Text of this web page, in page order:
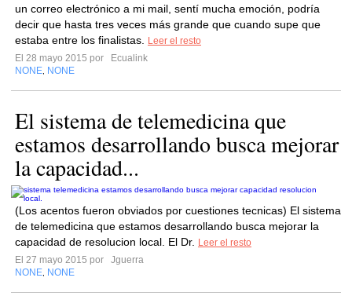
un correo electrónico a mi mail, sentí mucha emoción, podría
decir que hasta tres veces más grande que cuando supe que
estaba entre los finalistas.
Leer el resto
El 28 mayo 2015 por
Ecualink
NONE NONE
El sistema de telemedicina que
estamos desarrollando busca mejorar
la capacidad...
(Los acentos fueron obviados por cuestiones tecnicas) El sistema
de telemedicina que estamos desarrollando busca mejorar la
capacidad de resolucion local. El Dr.
Leer el resto
El 27 mayo 2015 por
Jguerra
NONE NONE